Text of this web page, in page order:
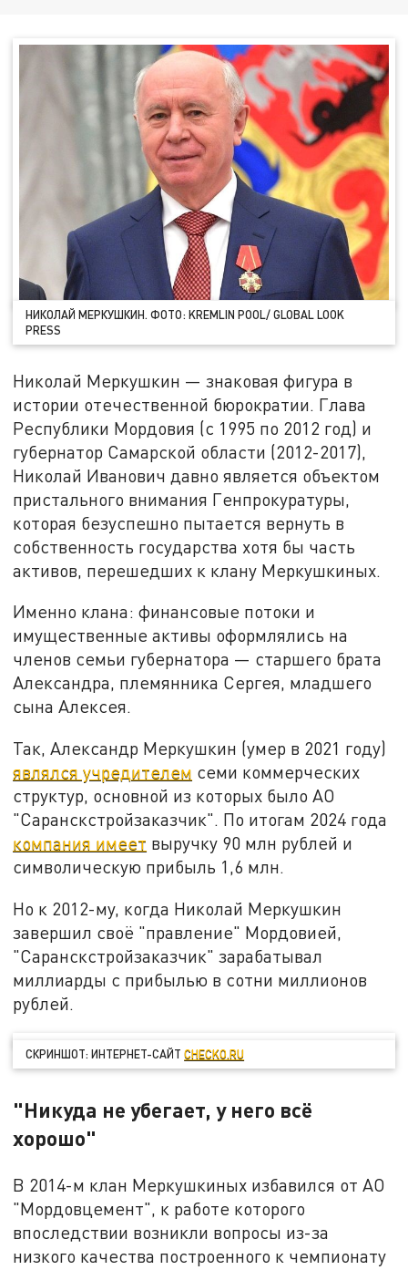
НИКОЛАЙ МЕРКУШКИН. ФОТО: KREMLIN POOL/ GLOBAL LOOK
PRESS
Николай Меркушкин — знаковая фигура в
истории отечественной бюрократии. Глава
Республики Мордовия (с 1995 по 2012 год) и
губернатор Самарской области (2012-2017),
Николай Иванович давно является объектом
пристального внимания Генпрокуратуры,
которая безуспешно пытается вернуть в
собственность государства хотя бы часть
активов, перешедших к клану Меркушкиных.
Именно клана: финансовые потоки и
имущественные активы оформлялись на
членов семьи губернатора — старшего брата
Александра, племянника Сергея, младшего
сына Алексея.
Так, Александр Меркушкин (умер в 2021 году)
являлся учредителем семи коммерческих
структур, основной из которых было АО
"Саранскстройзаказчик". По итогам 2024 года
компания имеет выручку 90 млн рублей и
символическую прибыль 1,6 млн.
Но к 2012-му, когда Николай Меркушкин
завершил своё "правление" Мордовией,
"Саранскстройзаказчик" зарабатывал
миллиарды с прибылью в сотни миллионов
рублей.
СКРИНШОТ: ИНТЕРНЕТ-САЙТCHECKO.RU
"Никуда не убегает, у него всё
хорошо"
В 2014-м клан Меркушкиных избавился от АО
"Мордовцемент", к работе которого
впоследствии возникли вопросы из-за
низкого качества построенного к чемпионату